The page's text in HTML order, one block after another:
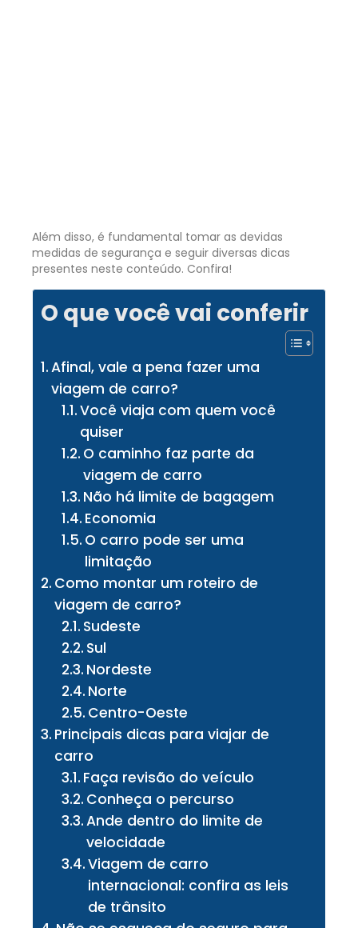
Além disso, é fundamental tomar as devidas
medidas de segurança e seguir diversas dicas
presentes neste conteúdo. Confira!
O que você vai conferir
Afinal, vale a pena fazer uma
viagem de carro?
Você viaja com quem você
quiser
O caminho faz parte da
viagem de carro
Não há limite de bagagem
Economia
O carro pode ser uma
limitação
Como montar um roteiro de
viagem de carro?
Sudeste
Sul
Nordeste
Norte
Centro-Oeste
Principais dicas para viajar de
carro
Faça revisão do veículo
Conheça o percurso
Ande dentro do limite de
velocidade
Viagem de carro
internacional: confira as leis
de trânsito